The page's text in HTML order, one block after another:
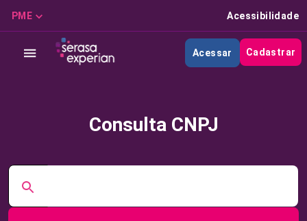
PME Acessibilidade
Acessar Cadastrar
Consulta CNPJ